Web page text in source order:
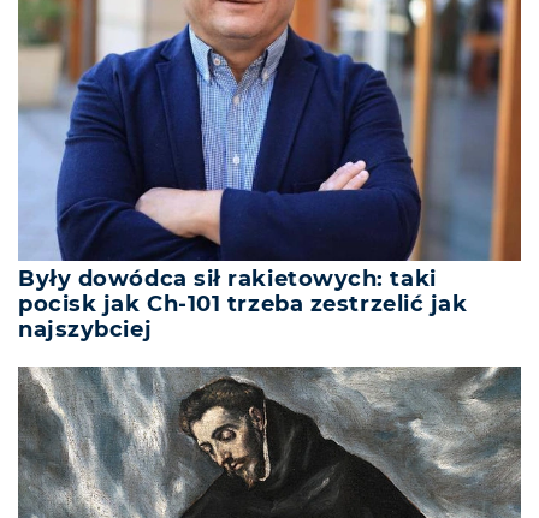
Były dowódca sił rakietowych: taki
pocisk jak Ch-101 trzeba zestrzelić jak
najszybciej